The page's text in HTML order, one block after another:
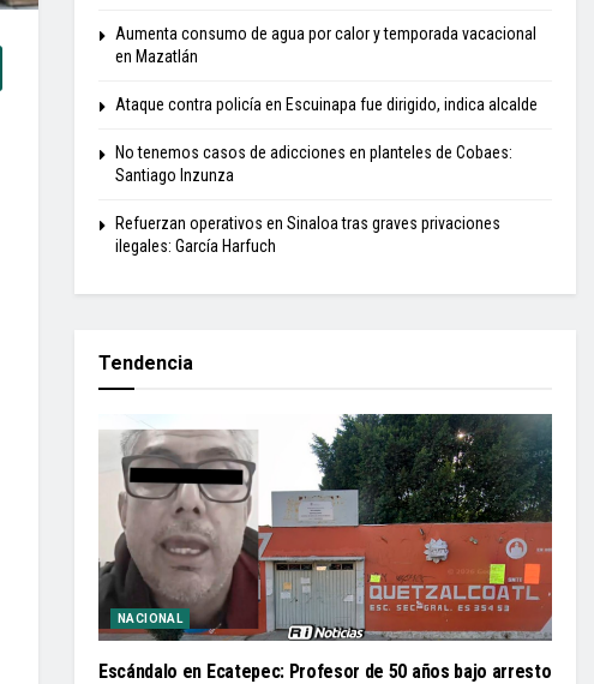
Aumenta consumo de agua por calor y temporada vacacional
en Mazatlán
Ataque contra policía en Escuinapa fue dirigido, indica alcalde
No tenemos casos de adicciones en planteles de Cobaes:
Santiago Inzunza
Refuerzan operativos en Sinaloa tras graves privaciones
ilegales: García Harfuch
Tendencia
NACIONAL
Escándalo en Ecatepec: Profesor de 50 años bajo arresto